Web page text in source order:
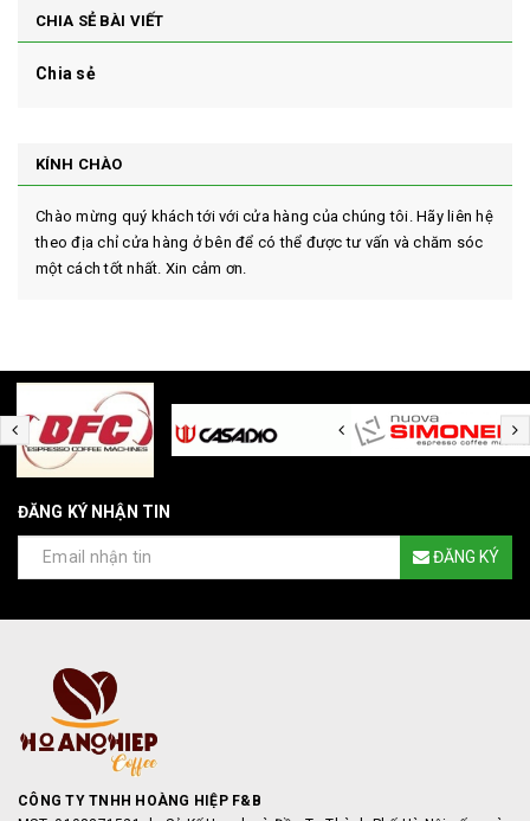
CHIA SẺ BÀI VIẾT
Chia sẻ
KÍNH CHÀO
Chào mừng quý khách tới với cửa hàng của chúng tôi. Hãy liên hệ
theo địa chỉ cửa hàng ở bên để có thể được tư vấn và chăm sóc
một cách tốt nhất. Xin cảm ơn.
ĐĂNG KÝ NHẬN TIN
ĐĂNG KÝ
CÔNG TY TNHH HOÀNG HIỆP F&B